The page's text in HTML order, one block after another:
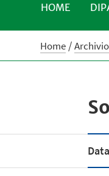
HOME
Home